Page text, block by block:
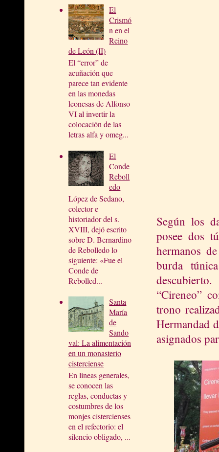
El
Crismó
n en el
Reino
de León (II)
El “error” de
acuñación que
parece tan evidente
en las monedas
leonesas de Alfonso
VI al invertir la
colocación de las
letras alfa y omeg...
El
Conde
Reboll
edo
López de Sedano,
colector e
historiador del s.
XVIII, dejó escrito
sobre D. Bernardino
de Rebolledo lo
siguiente: «Fue el
Conde de
Rebolled...
Santa
María
de
Sando
val: La alimentación
en un monasterio
cisterciense
En líneas generales,
se conocen las
reglas, conductas y
costumbres de los
monjes cistercienses
en el refectorio: el
silencio obligado, ...
Según los
posee dos
hermanos
burda
“Cireneo”
trono
Hermandad
asignados